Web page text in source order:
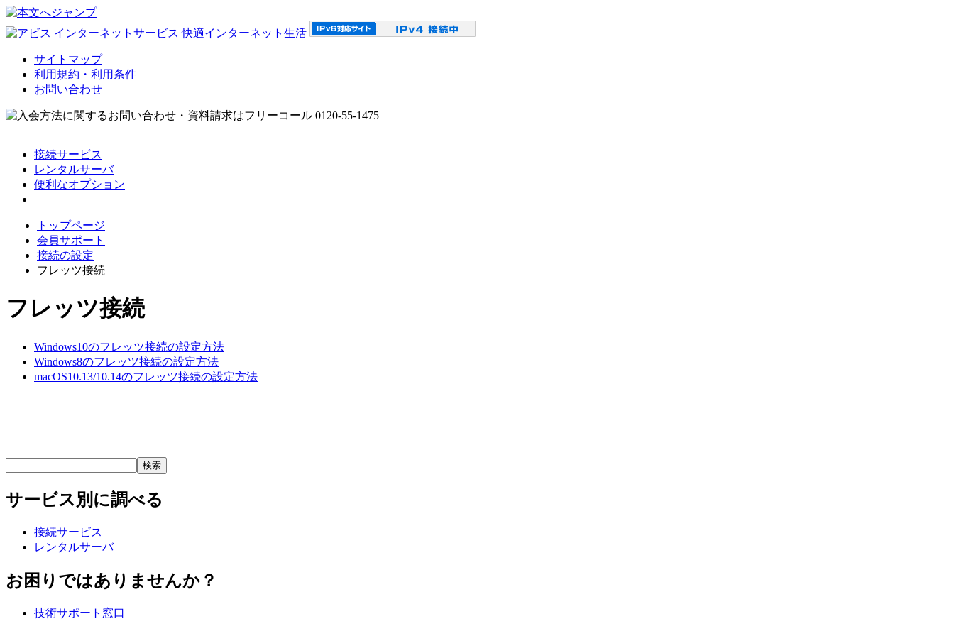
サイトマップ
利用規約・利用条件
お問い合わせ
接続サービス
レンタルサーバ
便利なオプション
トップページ
会員サポート
接続の設定
フレッツ接続
フレッツ接続
Windows10のフレッツ接続の設定方法
Windows8のフレッツ接続の設定方法
macOS10.13/10.14のフレッツ接続の設定方法
サービス別に調べる
接続サービス
レンタルサーバ
お困りではありませんか？
技術サポート窓口